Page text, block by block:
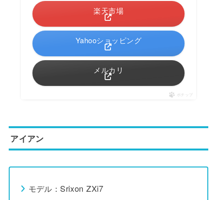
楽天市場
Yahooショッピング
メルカリ
ポチップ
アイアン
モデル：Srixon ZXi7